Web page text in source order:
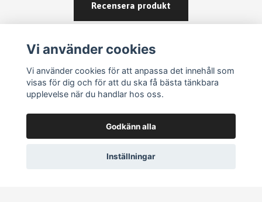
Recensera produkt
Om köp och returer
Vi använder cookies
Vi använder cookies för att anpassa det innehåll som
visas för dig och för att du ska få bästa tänkbara
upplevelse när du handlar hos oss.
Godkänn alla
Inställningar